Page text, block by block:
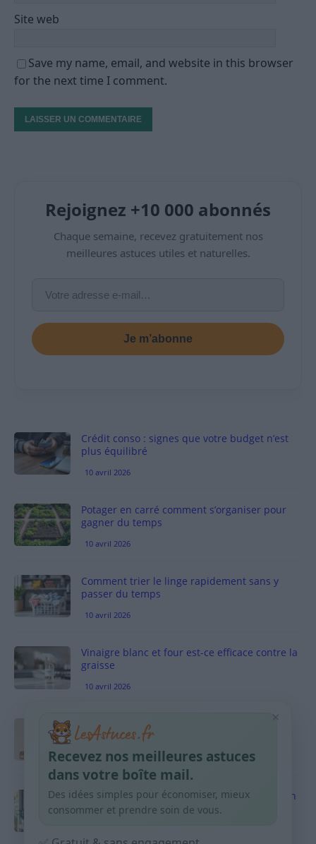
Site web
Save my name, email, and website in this browser
for the next time I comment.
Rejoignez +10 000 abonnés
Chaque semaine, recevez gratuitement nos
meilleures astuces utiles et naturelles.
Je m’abonne
Crédit conso : signes que votre budget n’est
plus équilibré
10 avril 2026
Potager en carré comment s’organiser pour
gagner du temps
10 avril 2026
Comment trier le linge rapidement sans y
passer du temps
10 avril 2026
Vinaigre blanc et four est-ce efficace contre la
graisse
10 avril 2026
Taches pigmentaires : routine simple +
habitudes qui aident
9 avril 2026
Produits ménagers : comment économiser en
courses sans acheter 10 sprays
×
Recevez nos meilleures astuces
dans votre boîte mail.
Des idées simples pour économiser, mieux
consommer et prendre soin de vous.